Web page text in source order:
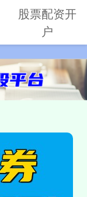
股票配资开
户